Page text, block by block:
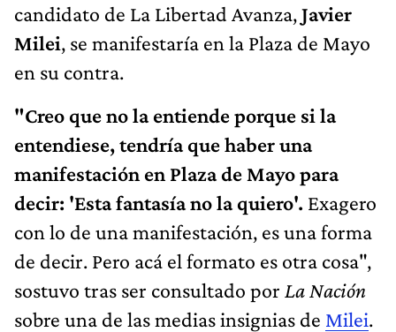
candidato de La Libertad Avanza,Javier
Milei, se manifestaría en la Plaza de Mayo
en su contra.
"Creo que no la entiende porque si la
entendiese, tendría que haber una
manifestación en Plaza de Mayo para
decir: 'Esta fantasía no la quiero'. Exagero
con lo de una manifestación, es una forma
de decir. Pero acá el formato es otra cosa",
sostuvo tras ser consultado por La Nación
sobre una de las medias insignias de Milei.